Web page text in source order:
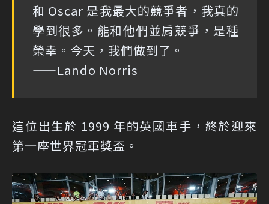
和 Oscar 是我最大的競爭者，我真的
學到很多。能和他們並肩競爭，是種
榮幸。今天，我們做到了。
——Lando Norris
這位出生於 1999 年的英國車手，終於迎來
第一座世界冠軍獎盃。